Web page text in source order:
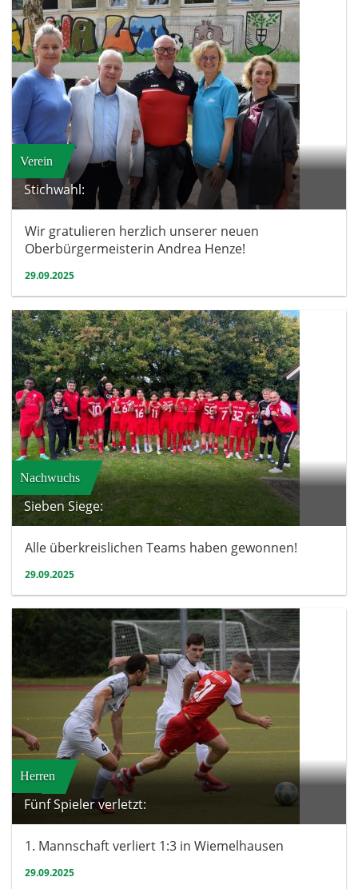
Verein
Stichwahl:
Wir gratulieren herzlich unserer neuen
Oberbürgermeisterin Andrea Henze!
29.09.2025
Nachwuchs
Sieben Siege:
Alle überkreislichen Teams haben gewonnen!
29.09.2025
Herren
Fünf Spieler verletzt:
1. Mannschaft verliert 1:3 in Wiemelhausen
29.09.2025
Herren